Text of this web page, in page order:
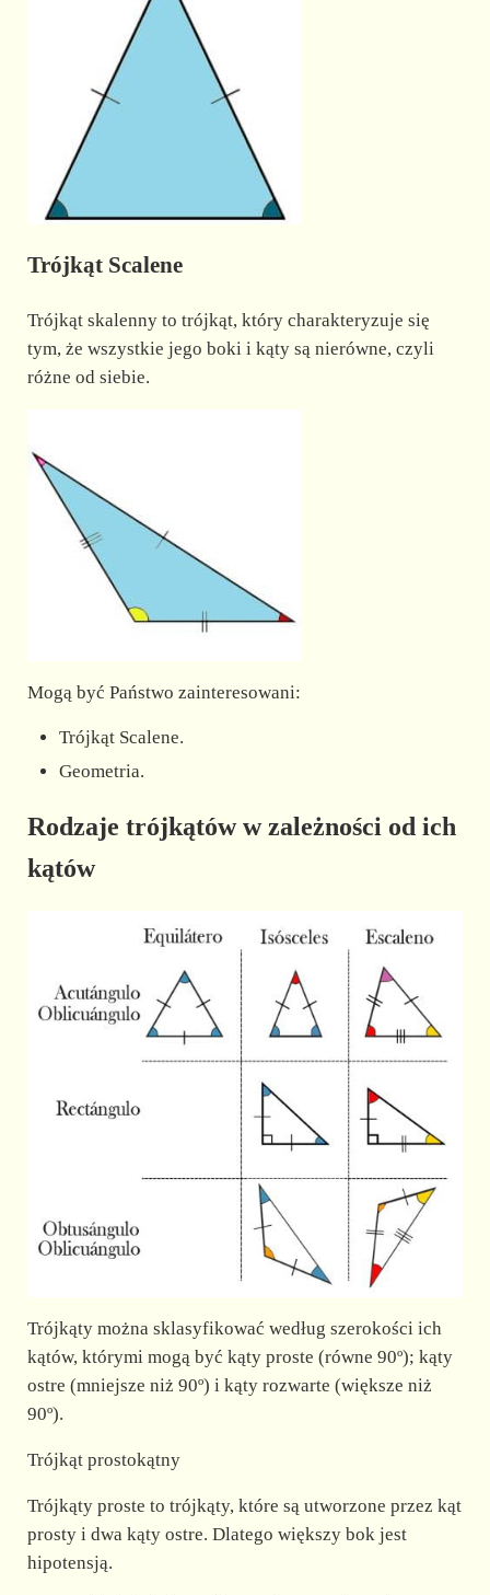
Trójkąt Scalene
Trójkąt skalenny to trójkąt, który charakteryzuje się
tym, że wszystkie jego boki i kąty są nierówne, czyli
różne od siebie.
Mogą być Państwo zainteresowani:
Trójkąt Scalene.
Geometria.
Rodzaje trójkątów w zależności od ich
kątów
Trójkąty można sklasyfikować według szerokości ich
kątów, którymi mogą być kąty proste (równe 90º); kąty
ostre (mniejsze niż 90º) i kąty rozwarte (większe niż
90º).
Trójkąt prostokątny
Trójkąty proste to trójkąty, które są utworzone przez kąt
prosty i dwa kąty ostre. Dlatego większy bok jest
hipotensją.